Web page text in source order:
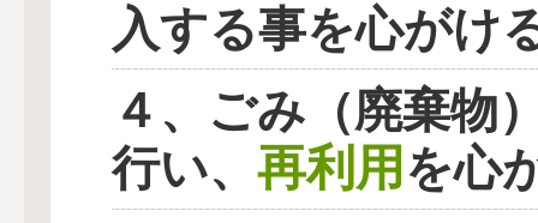
入する事を心がけ
４、ごみ（廃棄物
行い、 再利用を心